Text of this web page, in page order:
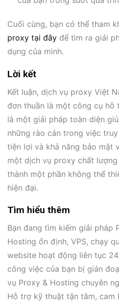
Cuối cùng, bạn có thể tham
proxy tại đây để tìm ra giải
dụng của mình.
Lời kết
Kết luận, dịch vụ proxy Việt
đơn thuần là một công cụ hỗ
là một giải pháp toàn diện
những rào cản trong việc
tiện lợi và khả năng bảo mật
một dịch vụ proxy chất
thành một phần không thể
hiện đại.
Tìm hiểu thêm
Bạn đang tìm kiếm giải pháp
Hosting ổn định, VPS, chạy
website hoạt động liên tục
công việc của bạn bị gián
vụ Proxy & Hosting chuyên
Hỗ trợ kỹ thuật tận tâm, cam